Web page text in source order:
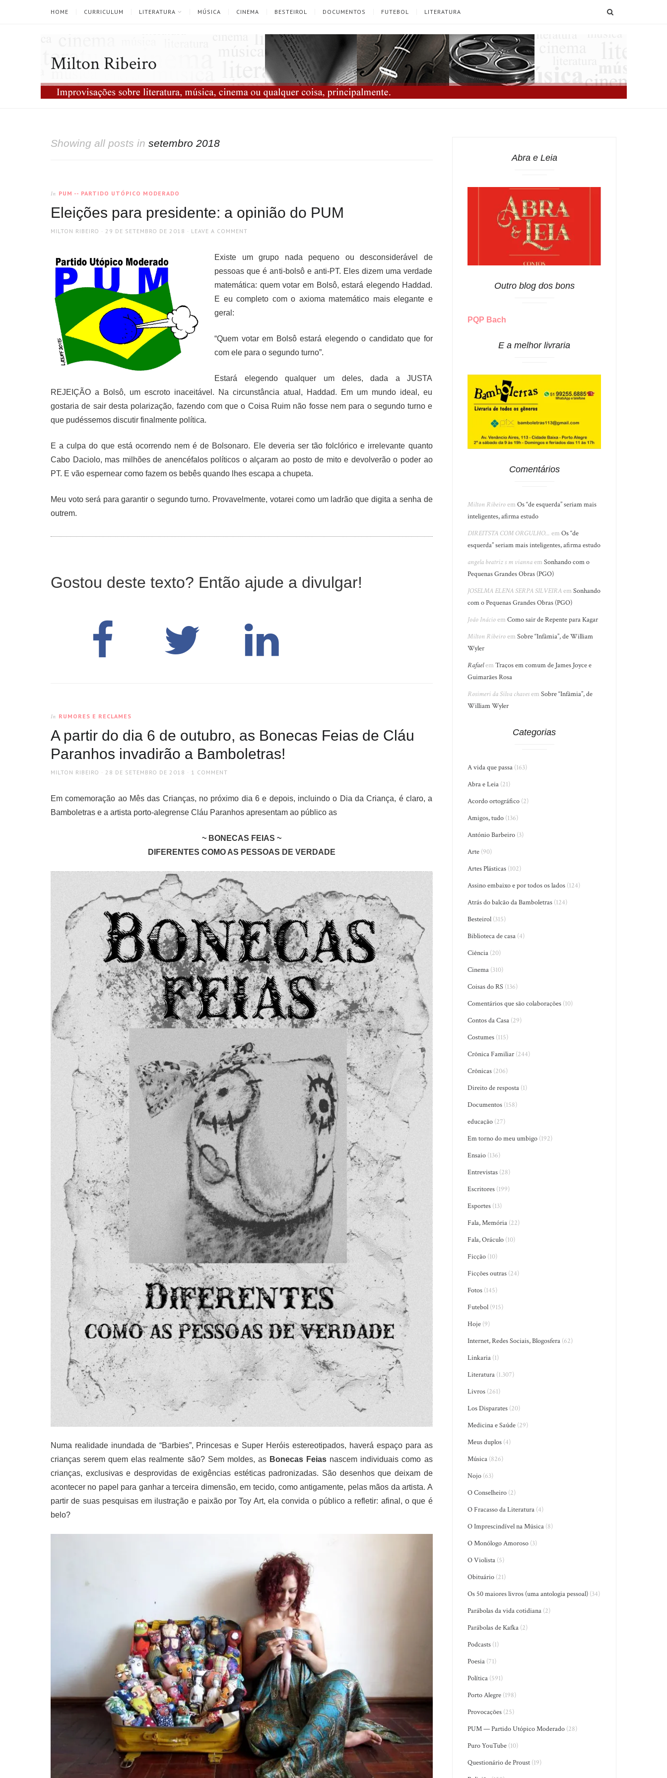
HOME CURRICULUM LITERATURA MÚSICA CINEMA BESTEIROL DOCUMENTOS FUTEBOL LITERATURA
Milton Ribeiro
Showing all posts in setembro 2018
In PUM -- PARTIDO UTÓPICO MODERADO
Eleições para presidente: a opinião do PUM
AUTHOR
MILTON RIBEIRO
POSTED
29 DE SETEMBRO DE 2018 LEAVE A COMMENT
Existe um grupo nada pequeno ou desconsiderável de
pessoas que é anti-bolsô e anti-PT. Eles dizem uma verdade
matemática: quem votar em Bolsô, estará elegendo Haddad.
E eu completo com o axioma matemático mais elegante e
geral:
“Quem votar em Bolsô estará elegendo o candidato que for
com ele para o segundo turno”.
Estará elegendo qualquer um deles, dada a JUSTA
REJEIÇÃO a Bolsô, um escroto inaceitável. Na circunstância atual, Haddad. Em um mundo ideal, eu
gostaria de sair desta polarização, fazendo com que o Coisa Ruim não fosse nem para o segundo turno e
que pudéssemos discutir finalmente política.
E a culpa do que está ocorrendo nem é de Bolsonaro. Ele deveria ser tão folclórico e irrelevante quanto
Cabo Daciolo, mas milhões de anencéfalos políticos o alçaram ao posto de mito e devolverão o poder ao
PT. E vão espernear como fazem os bebês quando lhes escapa a chupeta.
Meu voto será para garantir o segundo turno. Provavelmente, votarei como um ladrão que digita a senha de
outrem.
Gostou deste texto? Então ajude a divulgar!
In RUMORES E RECLAMES
A partir do dia 6 de outubro, as Bonecas Feias de Cláu
Paranhos invadirão a Bamboletras!
AUTHOR
MILTON RIBEIRO
POSTED
28 DE SETEMBRO DE 2018 1 COMMENT
Em comemoração ao Mês das Crianças, no próximo dia 6 e depois, incluindo o Dia da Criança, é claro, a
Bamboletras e a artista porto-alegrense Cláu Paranhos apresentam ao público as
~ BONECAS FEIAS ~
DIFERENTES COMO AS PESSOAS DE VERDADE
Numa realidade inundada de “Barbies”, Princesas e Super Heróis estereotipados, haverá espaço para as
crianças serem quem elas realmente são? Sem moldes, as Bonecas Feias nascem individuais como as
crianças, exclusivas e desprovidas de exigências estéticas padronizadas. São desenhos que deixam de
acontecer no papel para ganhar a terceira dimensão, em tecido, como antigamente, pelas mãos da artista. A
partir de suas pesquisas em ilustração e paixão por Toy Art, ela convida o público a refletir: afinal, o que é
belo?
Abra e Leia
Outro blog dos bons
PQP Bach
E a melhor livraria
Comentários
Milton RibeiroemOs “de esquerda” seriam mais
inteligentes, afirma estudo
DIREITSTA COM ORGULHO... emOs “de
esquerda” seriam mais inteligentes, afirma estudo
angela beatriz s m viannaemSonhando com o
Pequenas Grandes Obras (PGO)
JOSELMA ELENA SERPA SILVEIRAemSonhando
com o Pequenas Grandes Obras (PGO)
João InácioemComo sair de Repente para Kagar
Milton RibeiroemSobre “Infâmia”, de William
Wyler
RafaelemTraços em comum de James Joyce e
Guimarães Rosa
Rosimeri da Silva chavesemSobre “Infâmia”, de
William Wyler
Categorias
A vida que passa (163)
Abra e Leia (21)
Acordo ortográfico (2)
Amigos, tudo (136)
António Barbeiro (3)
Arte (90)
Artes Plásticas (102)
Assino embaixo e por todos os lados (124)
Atrás do balcão da Bamboletras (124)
Besteirol (315)
Biblioteca de casa (4)
Ciência (20)
Cinema (310)
Coisas do RS (136)
Comentários que são colaborações (10)
Contos da Casa (29)
Costumes (115)
Crônica Familiar (244)
Crônicas (206)
Direito de resposta (1)
Documentos (158)
educação (27)
Em torno do meu umbigo (192)
Ensaio (136)
Entrevistas (28)
Escritores (199)
Esportes (13)
Fala, Memória (22)
Fala, Oráculo (10)
Ficção (10)
Ficções outras (24)
Fotos (145)
Futebol (915)
Hoje (9)
Internet, Redes Sociais, Blogosfera (62)
Linkaria (1)
Literatura (1.307)
Livros (261)
Los Disparates (20)
Medicina e Saúde (29)
Meus duplos (4)
Música (826)
Nojo (63)
O Conselheiro (2)
O Fracasso da Literatura (4)
O Imprescindível na Música (8)
O Monólogo Amoroso (3)
O Violista (5)
Obituário (21)
Os 50 maiores livros (uma antologia pessoal) (34)
Parábolas da vida cotidiana (2)
Parábolas de Kafka (2)
Podcasts (1)
Poesia (71)
Política (591)
Porto Alegre (198)
Provocações (25)
PUM — Partido Utópico Moderado (28)
Puro YouTube (10)
Questionário de Proust (19)